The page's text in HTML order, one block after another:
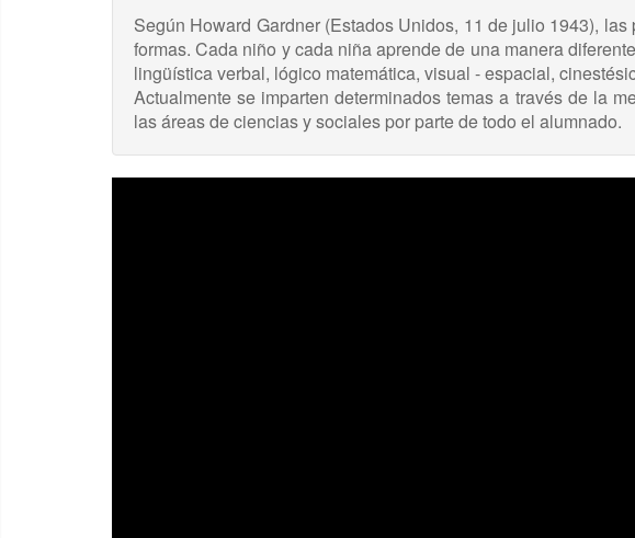
Según Howard Gardner (Estados Unidos, 11 de julio 1943),
formas. Cada niño y cada niña aprende de una manera
lingüística verbal, lógico matemática, visual - espacial,
Actualmente se imparten determinados temas a través de la
las áreas de ciencias y sociales por parte de todo el alumnado.